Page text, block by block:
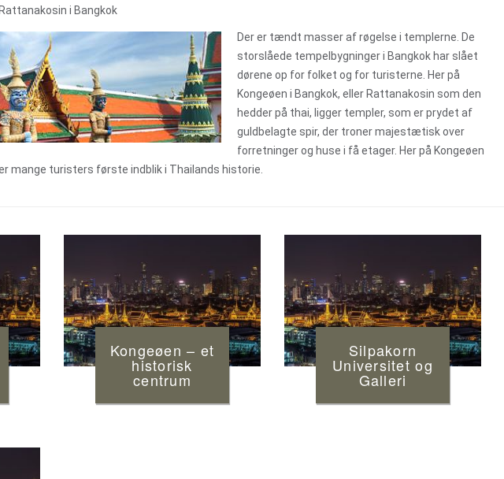
i Bangkok
Der er tændt masser af røgelse i templerne. De
storslåede tempelbygninger i Bangkok har slået
dørene op for folket og for turisterne. Her på
Kongeøen i Bangkok, eller Rattanakosin som den
hedder på thai, ligger templer, som er prydet af
guldbelagte spir, der troner majestætisk over
forretninger og huse i få etager. Her på Kongeøen
mange turisters første indblik i Thailands historie.
Kongeøen – et
historisk
centrum
Silpakorn
Universitet og
Galleri